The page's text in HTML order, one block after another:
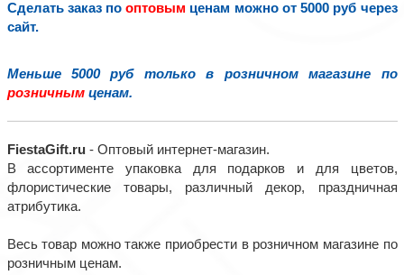
Сделать заказ пооптовым ценам можно от 5000 руб через
сайт.
Меньше 5000 руб только в розничном магазине по
розничнымценам.
FiestaGift.ru - Оптовый интернет-магазин.
В ассортименте упаковка для подарков и для цветов,
флористические товары, различный декор, праздничная
атрибутика.
Весь товар можно также приобрести в розничном магазине по
розничным ценам.